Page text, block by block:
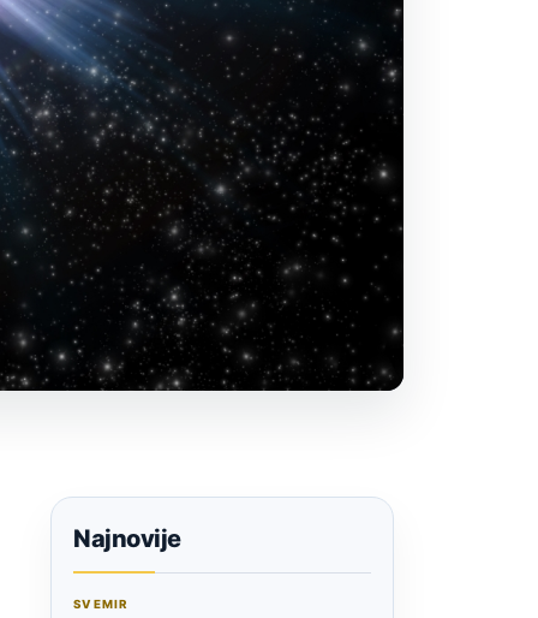
Najnovije
SVEMIR